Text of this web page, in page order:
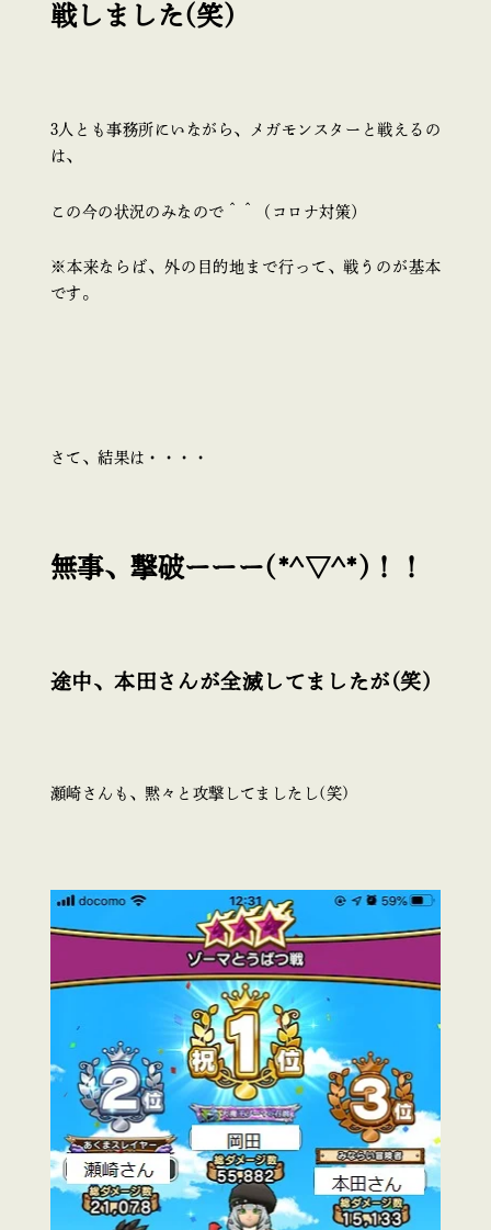
戦しました(笑)
3人とも事務所にいながら、メガモンスターと戦えるの
は、
この今の状況のみなので＾＾（コロナ対策）
※本来ならば、外の目的地まで行って、戦うのが基本
です。
さて、結果は・・・・
無事、撃破ーーー(*^▽^*)！！
途中、本田さんが全滅してましたが(笑)
瀬崎さんも、黙々と攻撃してましたし(笑)